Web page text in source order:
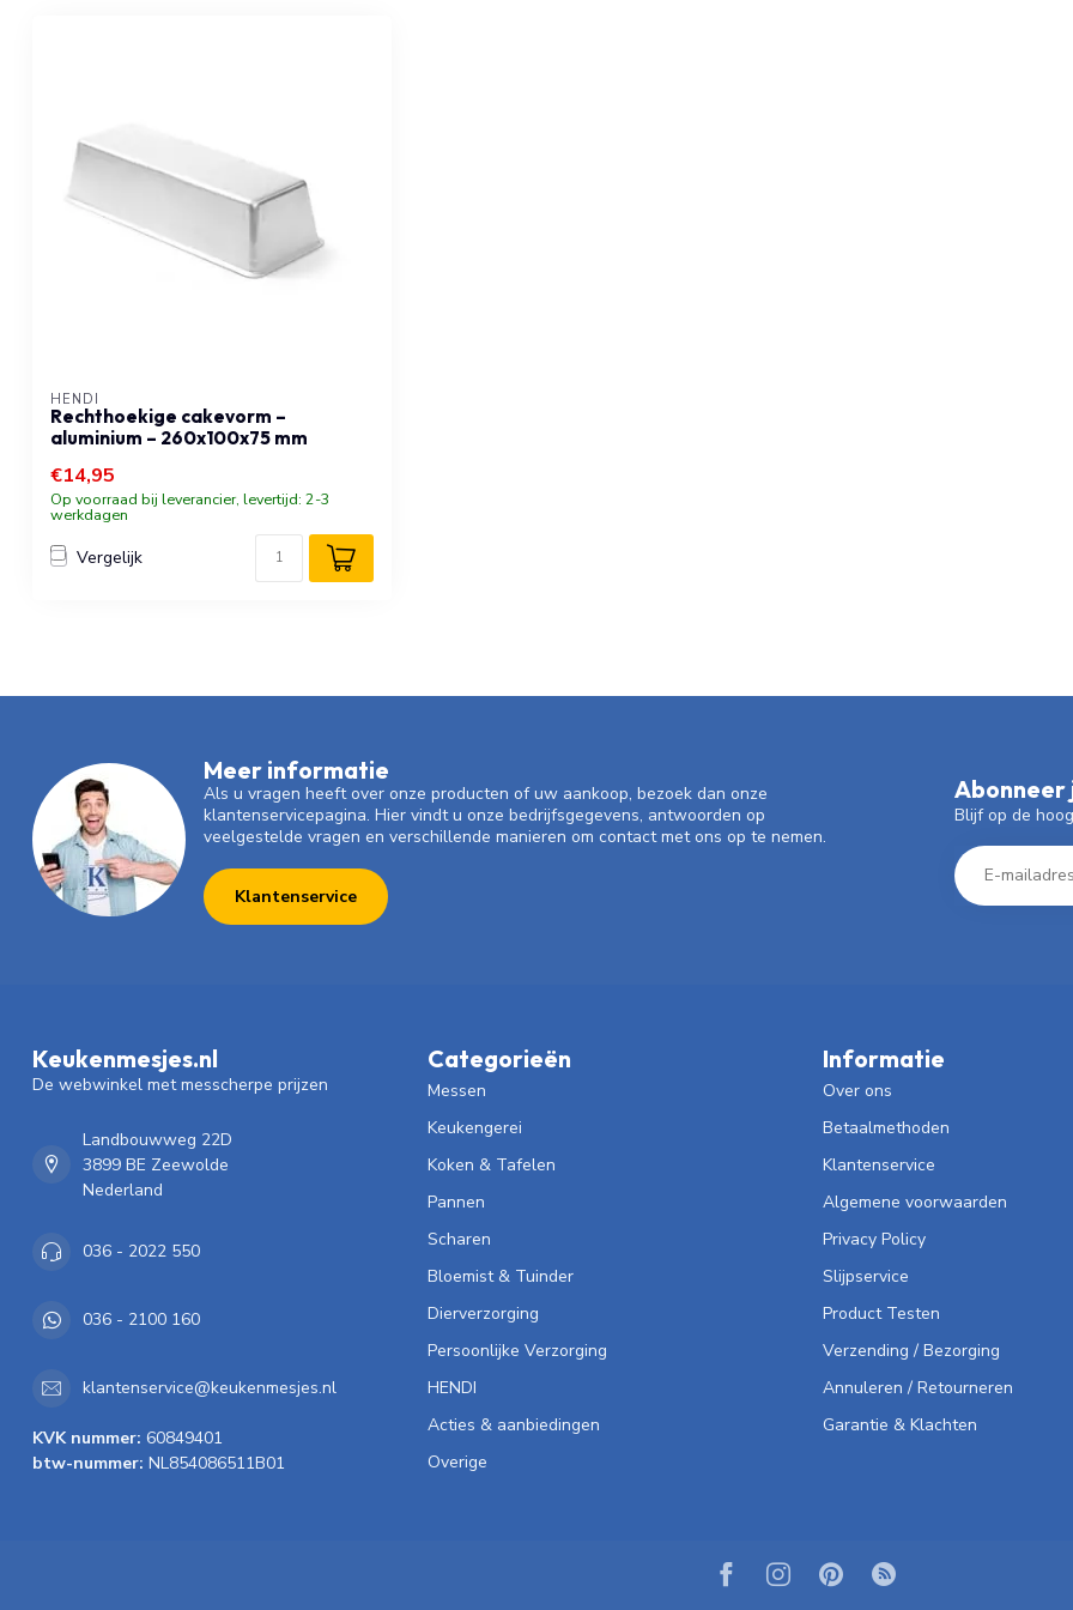
HENDI
Rechthoekige cakevorm –
aluminium – 260x100x75 mm
€14,95
Op voorraad bij leverancier, levertijd: 2-3
werkdagen
Vergelijk
Meer informatie
Als u vragen heeft over onze producten of uw aankoop, bezoek dan onze
klantenservicepagina. Hier vindt u onze bedrijfsgegevens, antwoorden op
veelgestelde vragen en verschillende manieren om contact met ons op te nemen.
Klantenservice
Abonneer
Blijf op de
Keukenmesjes.nl
De webwinkel met messcherpe prijzen
Landbouwweg 22D
3899 BE Zeewolde
Nederland
036 - 2022 550
036 - 2100 160
klantenservice@keukenmesjes.nl
KVK nummer: 60849401
btw-nummer: NL854086511B01
Categorieën
Messen
Keukengerei
Koken & Tafelen
Pannen
Scharen
Bloemist & Tuinder
Dierverzorging
Persoonlijke Verzorging
HENDI
Acties & aanbiedingen
Overige
Informatie
Over ons
Betaalmethoden
Klantenservice
Algemene voorwaarden
Privacy Policy
Slijpservice
Product Testen
Verzending / Bezorging
Annuleren / Retourneren
Garantie & Klachten